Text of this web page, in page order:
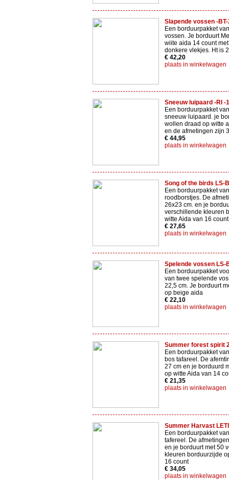
Slapende vossen -
Een borduurpakket
vossen. Je borduurt
wiite aida 14 count
donkere vlekjes. Ht is
€ 42,20
plaats in winkelwagen
Sneeuw luipaard -RI -
Een borduurpakket
sneeuw luipaard. je
wollen draad op witte
en de afmetingen zijn
€ 44,95
plaats in winkelwagen
Song of the birds LS-
Een borduurpakket
roodborstjes. De
26x23 cm. en je
verschillende kleuren
witte Aida van 16 count
€ 27,65
plaats in winkelwagen
Spelende vossen LS-
Een borduurpakket
van twee spelende
22,5 cm. Je borduurt
op beige aida
€ 22,10
plaats in winkelwagen
Summer forest spirit
Een borduurpakket
bos tafareel. De
27 cm en je borduurd
op witte Aida van 14
€ 21,35
plaats in winkelwagen
Summer Harvast
Een borduurpakket
tafereel. De
en je borduurt met 50
kleuren borduurzijde
16 count
€ 34,05
plaats in winkelwagen